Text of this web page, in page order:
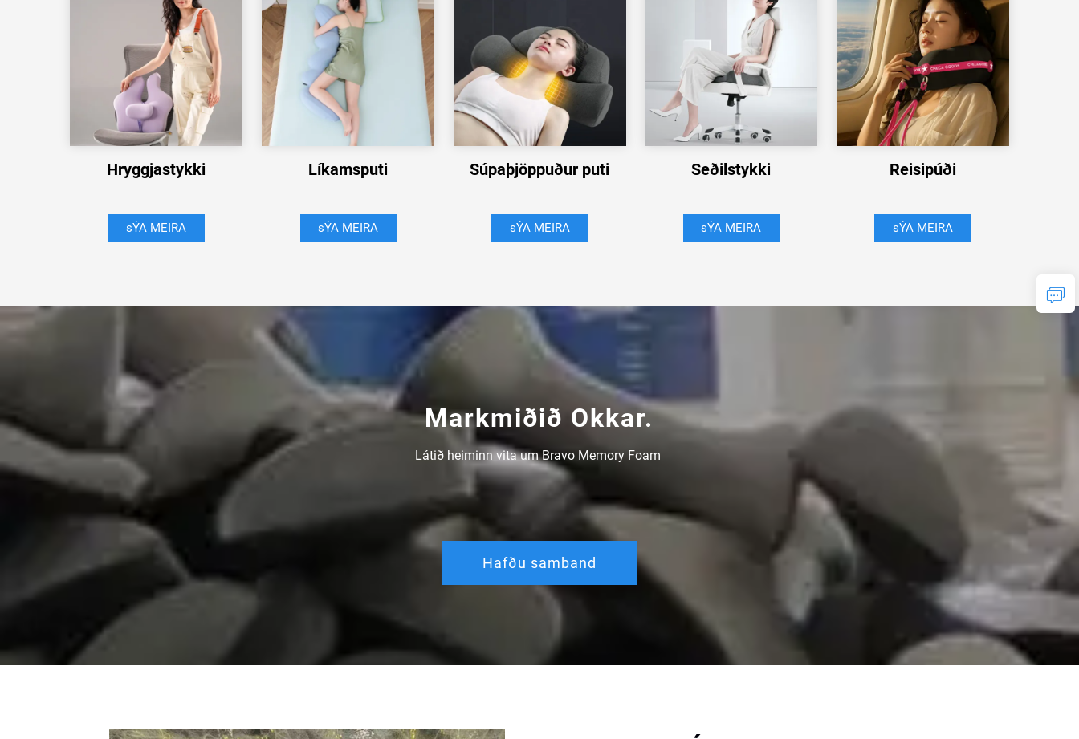
Hryggjastykki
sÝA MEIRA
Líkamsputi
sÝA MEIRA
Súpaþjöppuður puti
sÝA MEIRA
Seðilstykki
sÝA MEIRA
Reisipúði
sÝA MEIRA
Markmiðið Okkar.
Látið heiminn vita um Bravo Memory Foam
Hafðu samband